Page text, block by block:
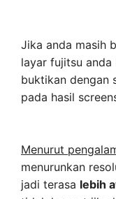
Jika anda masih
layar fujitsu anda
buktikan dengan
pada hasil
Menurut
menurunkan
jadi terasa lebih